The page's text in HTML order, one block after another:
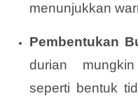
menunjukkan
Pembentukan
durian
seperti bentuk